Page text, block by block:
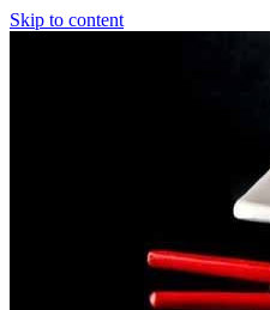
Skip to content